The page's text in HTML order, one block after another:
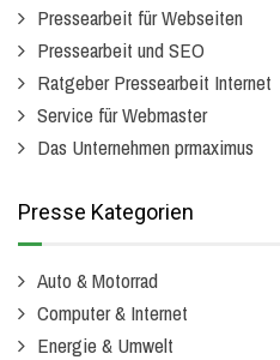
Pressearbeit für Webseiten
Pressearbeit und SEO
Ratgeber Pressearbeit Internet
Service für Webmaster
Das Unternehmen prmaximus
Presse Kategorien
Auto & Motorrad
Computer & Internet
Energie & Umwelt